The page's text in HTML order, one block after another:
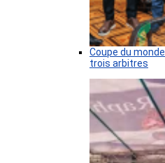
Coupe du
trois arbitres